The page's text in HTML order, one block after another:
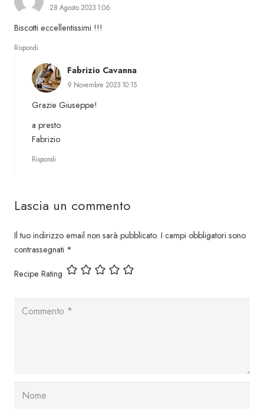
28 Agosto 2023 1:06
Biscotti eccellentissimi !!!
Rispondi
Fabrizio Cavanna
9 Novembre 2023 10:15
Grazie Giuseppe!
a presto
Fabrizio
Rispondi
Lascia un commento
Il tuo indirizzo email non sarà pubblicato. I campi obbligatori sono
contrassegnati *
Recipe Rating